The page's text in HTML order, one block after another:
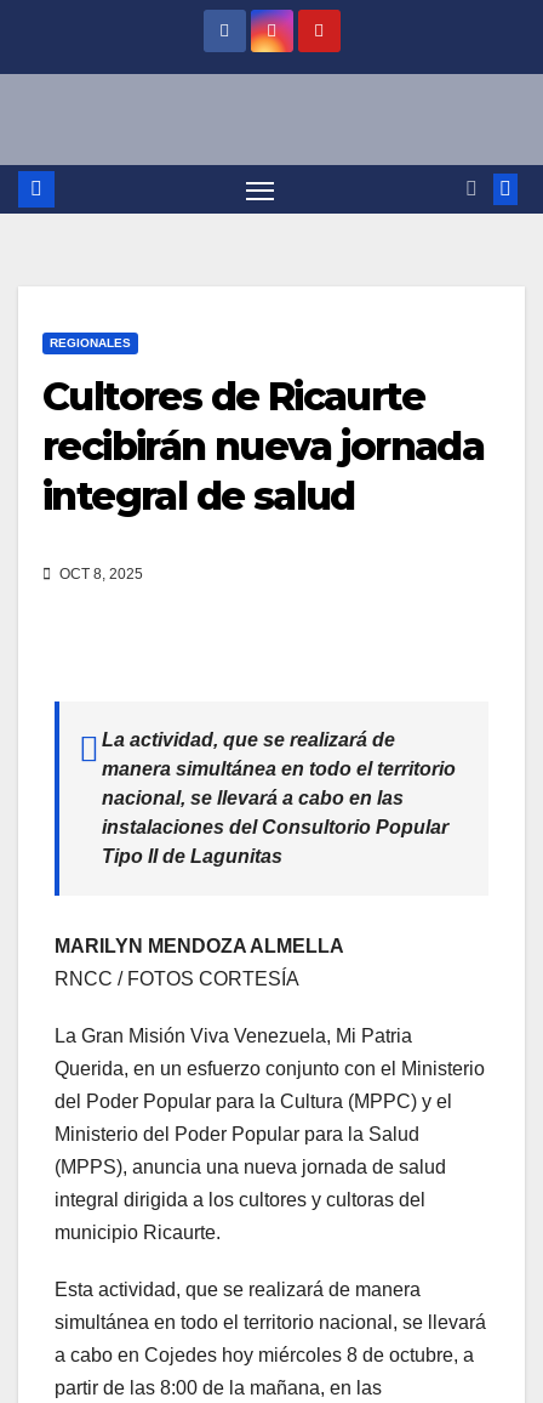
REGIONALES
Cultores de Ricaurte
recibirán nueva jornada
integral de salud
OCT 8, 2025
La actividad, que se realizará de
manera simultánea en todo el territorio
nacional, se llevará a cabo en las
instalaciones del Consultorio Popular
Tipo II de Lagunitas
MARILYN MENDOZA ALMELLA
RNCC / FOTOS CORTESÍA
La Gran Misión Viva Venezuela, Mi Patria
Querida, en un esfuerzo conjunto con el Ministerio
del Poder Popular para la Cultura (MPPC) y el
Ministerio del Poder Popular para la Salud
(MPPS), anuncia una nueva jornada de salud
integral dirigida a los cultores y cultoras del
municipio Ricaurte.
Esta actividad, que se realizará de manera
simultánea en todo el territorio nacional, se llevará
a cabo en Cojedes hoy miércoles 8 de octubre, a
partir de las 8:00 de la mañana, en las